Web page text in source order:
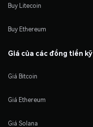
Buy Litecoin
Buy Ethereum
Giá của các đồng tiền
Giá Bitcoin
Giá Ethereum
Giá Solana